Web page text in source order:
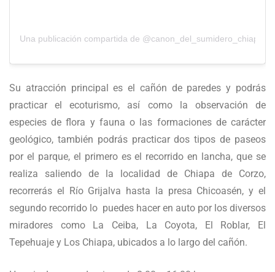
Una publicación compartida de @canon_del_sumidero_chiapas
Su atracción principal es el cañón de paredes y podrás
practicar el ecoturismo, así como la observación de
especies de flora y fauna o las formaciones de carácter
geológico, también podrás practicar dos tipos de paseos
por el parque, el primero es el recorrido en lancha, que se
realiza saliendo de la localidad de Chiapa de Corzo,
recorrerás el Río Grijalva hasta la presa Chicoasén, y el
segundo recorrido lo puedes hacer en auto por los diversos
miradores como La Ceiba, La Coyota, El Roblar, El
Tepehuaje y Los Chiapa, ubicados a lo largo del cañón.